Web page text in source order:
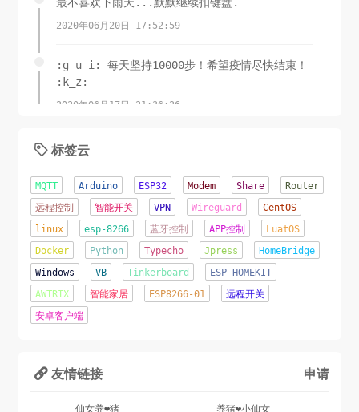
2020年06月20日 17:52:59
:g_u_i: 每天坚持10000步！希望疫情尽快结束！
:k_z:
2020年06月17日 21:36:26
锲而舍之，朽木不折;锲而不舍，金石可镂.-荀子
这才是夏天该有的样子！
2020年06月07日 16:22:44
辛苦了几天...终于成功将网站从Jpress移植到了
TypeCho.o(╥﹏╥)o
2020年06月05日 22:12:09
 标签云
MQTT Arduino ESP32 Modem Share
Router
远程控制
智能开关 VPN Wireguard
CentOS
linux
esp-8266 蓝牙控制 APP控制
LuatOS
Docker
Python Typecho Jpress
HomeBridge
Windows
VB Tinkerboard
ESP HOMEKIT
AWTRIX
智能家居 ESP8266-01
远程开关
安卓客户端
 友情链接 申请
仙女养❤猪 养猪❤小仙女